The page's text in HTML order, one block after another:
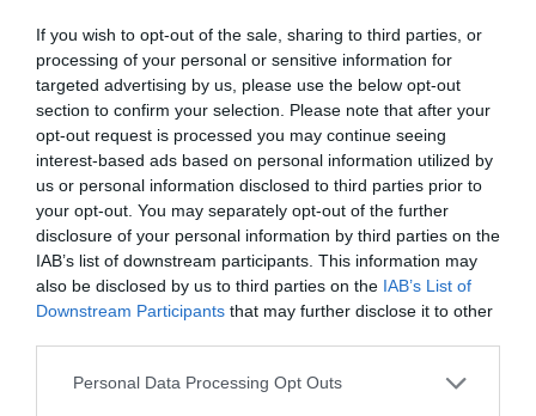
If you wish to opt-out of the sale, sharing to third parties, or
processing of your personal or sensitive information for
targeted advertising by us, please use the below opt-out
section to confirm your selection. Please note that after your
opt-out request is processed you may continue seeing
interest-based ads based on personal information utilized by
us or personal information disclosed to third parties prior to
your opt-out. You may separately opt-out of the further
disclosure of your personal information by third parties on the
IAB’s list of downstream participants. This information may
also be disclosed by us to third parties on the IAB’s List of
Downstream Participants that may further disclose it to other
Personal Data Processing Opt Outs
Και ίσως αυτό να είναι το πιο σκληρό ερώτημα που αφήνει
πίσω της η τραγωδία αν οι άνθρωποι των Άλπεων θα
συνεχίσουν να ζουν στα βουνά όπως για αιώνες… ή αν η ίδια η
φύση αρχίζει πλέον να αλλάζει τους κανόνες της ανθρώπινης
παρουσίας εκεί.